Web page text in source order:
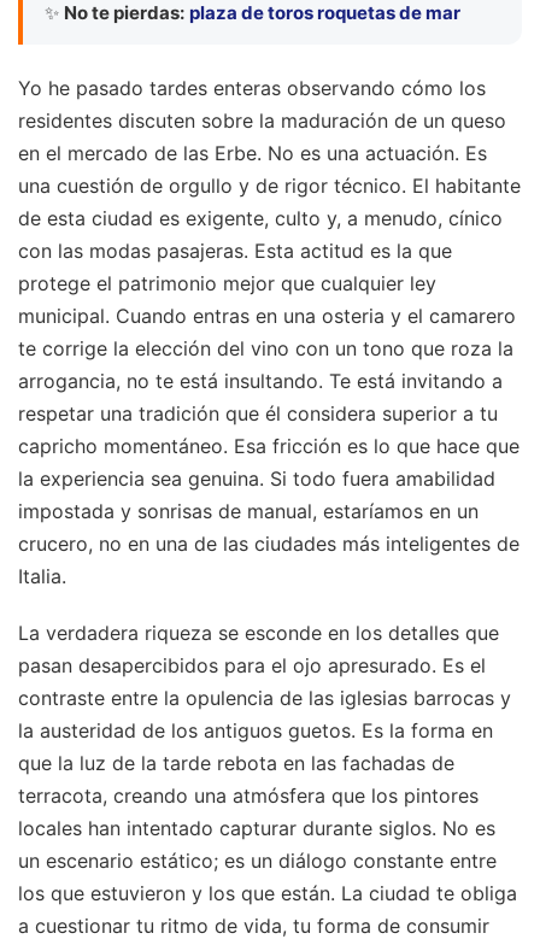
✨ No te pierdas: plaza de toros roquetas de mar
Yo he pasado tardes enteras observando cómo los
residentes discuten sobre la maduración de un queso
en el mercado de las Erbe. No es una actuación. Es
una cuestión de orgullo y de rigor técnico. El habitante
de esta ciudad es exigente, culto y, a menudo, cínico
con las modas pasajeras. Esta actitud es la que
protege el patrimonio mejor que cualquier ley
municipal. Cuando entras en una osteria y el camarero
te corrige la elección del vino con un tono que roza la
arrogancia, no te está insultando. Te está invitando a
respetar una tradición que él considera superior a tu
capricho momentáneo. Esa fricción es lo que hace que
la experiencia sea genuina. Si todo fuera amabilidad
impostada y sonrisas de manual, estaríamos en un
crucero, no en una de las ciudades más inteligentes de
Italia.
La verdadera riqueza se esconde en los detalles que
pasan desapercibidos para el ojo apresurado. Es el
contraste entre la opulencia de las iglesias barrocas y
la austeridad de los antiguos guetos. Es la forma en
que la luz de la tarde rebota en las fachadas de
terracota, creando una atmósfera que los pintores
locales han intentado capturar durante siglos. No es
un escenario estático; es un diálogo constante entre
los que estuvieron y los que están. La ciudad te obliga
a cuestionar tu ritmo de vida, tu forma de consumir